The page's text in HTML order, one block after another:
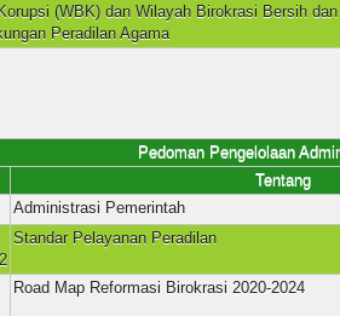
(WBK) dan Wilayah Birokrasi Bersih
Peradilan Agama
Administrasi
Tentang
Administrasi Pemerintah
Standar Pelayanan Peradilan
Road Map Reformasi Birokrasi 2020-2024